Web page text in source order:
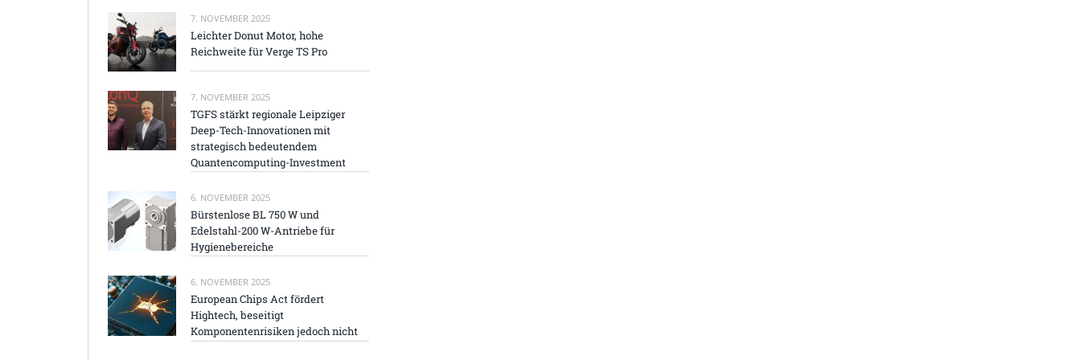
7. NOVEMBER 2025
Leichter Donut Motor, hohe
Reichweite für Verge TS Pro
7. NOVEMBER 2025
TGFS stärkt regionale Leipziger
Deep-Tech-Innovationen mit
strategisch bedeutendem
Quantencomputing-Investment
6. NOVEMBER 2025
Bürstenlose BL 750 W und
Edelstahl-200 W-Antriebe für
Hygienebereiche
6. NOVEMBER 2025
European Chips Act fördert
Hightech, beseitigt
Komponentenrisiken jedoch nicht